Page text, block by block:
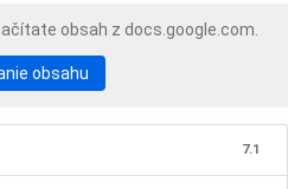
obsah z docs.google.com.
obsahu
7.1